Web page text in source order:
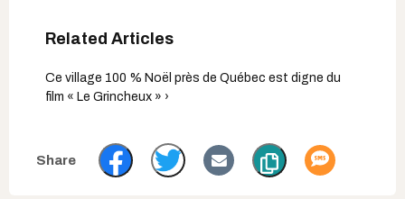
Ce village 100 % Noël près de Québec est digne du
film « Le Grincheux » ›